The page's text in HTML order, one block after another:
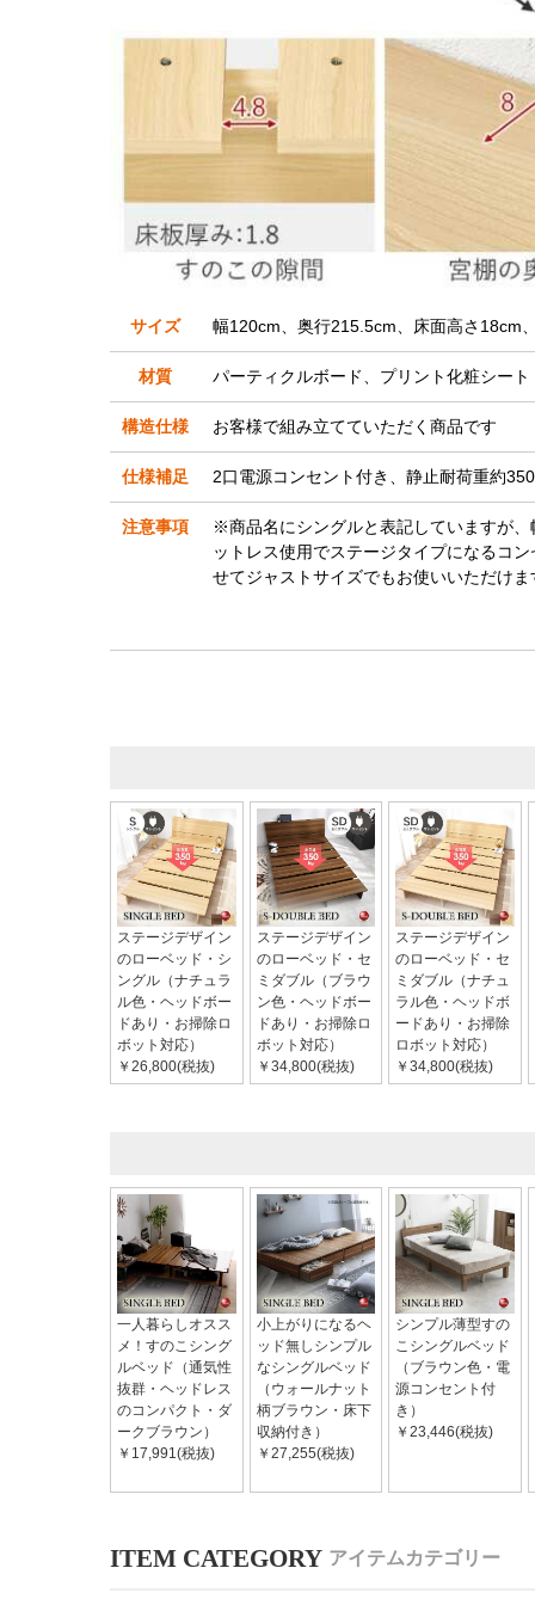
サイズ 幅120cm、奥行215.5cm、床面高さ18cm
材質 パーティクルボード、プリント化粧シート
構造仕様 お客様で組み立てていただく商品です
仕様補足 2口電源コンセント付き、静止耐荷重約
注意事項
※商品名にシングルと表記していますが
ットレス使用でステージタイプになるコ
せてジャストサイズでもお使いいただけま
ステージデザイン
のローベッド・シ
ングル（ナチュラ
ル色・ヘッドボー
ドあり・お掃除ロ
ボット対応）
￥26,800(税抜)
ステージデザイン
のローベッド・セ
ミダブル（ブラウ
ン色・ヘッドボー
ドあり・お掃除ロ
ボット対応）
￥34,800(税抜)
ステージデザイン
のローベッド・セ
ミダブル（ナチュ
ラル色・ヘッドボ
ードあり・お掃除
ロボット対応）
￥34,800(税抜)
一人暮らしオスス
メ！すのこシング
ルベッド（通気性
抜群・ヘッドレス
のコンパクト・ダ
ークブラウン）
￥17,991(税抜)
小上がりになるヘ
ッド無しシンプル
なシングルベッド
（ウォールナット
柄ブラウン・床下
収納付き）
￥27,255(税抜)
シンプル薄型すの
こシングルベッド
（ブラウン色・電
源コンセント付
き）
￥23,446(税抜)
アイテムカテゴリー